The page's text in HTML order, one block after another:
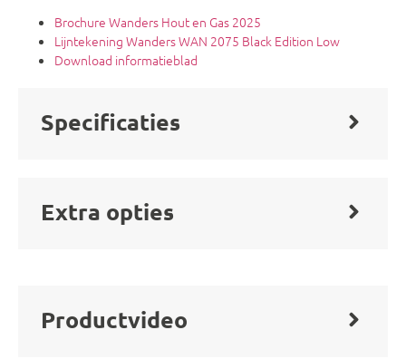
Brochure Wanders Hout en Gas 2025
Lijntekening Wanders WAN 2075 Black Edition Low
Download informatieblad
Specificaties
Extra opties
Productvideo